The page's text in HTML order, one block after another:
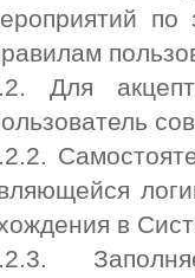
по
Для
в